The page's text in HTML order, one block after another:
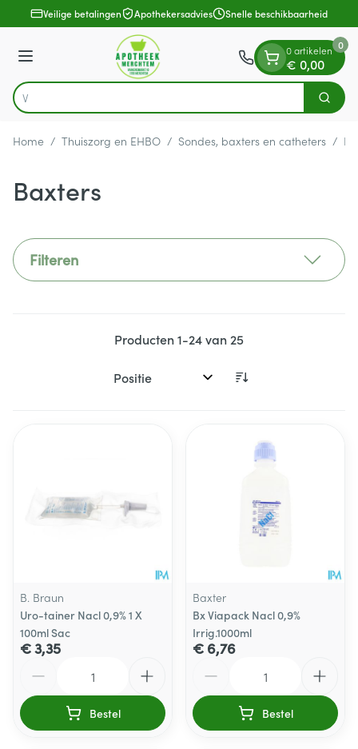
Ga naar de inhoud
1 van 1Veilige betalingen Apothekersadvies Snelle beschikbaarheid
Menu
Product, merk, categorie...
Vind snel Zoek
0 artikelen
€ 0,00
0
Home / Thuiszorg en EHBO / Sondes, baxters en catheters /
Baxters
Filteren
Producten1-24van 25
Sorteer op:
B. Braun
Uro-tainer Nacl 0,9% 1 X
100ml Sac
€ 3,35
Bestel
Baxter
Bx Viapack Nacl 0,9%
Irrig.1000ml
€ 6,76
Bestel